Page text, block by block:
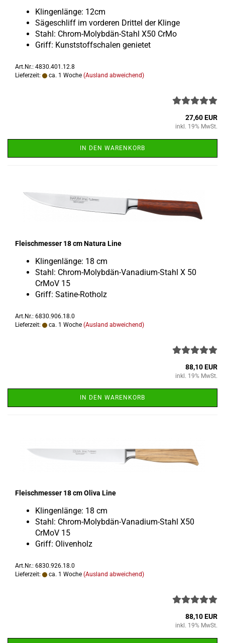
Klin­gen­län­ge: 12cm
Sä­ge­schliff im vor­de­ren Drit­tel der Klin­ge
Stahl: Chrom-​Molybdän-Stahl X50 CrMo
Griff: Kunst­stoff­scha­len ge­nie­tet
Art.Nr.: 4830.401.12.8
Lieferzeit:
ca. 1 Woche (Ausland abweichend)
27,60 EUR
inkl. 19% MwSt.
IN DEN WARENKORB
Fleisch­mes­ser 18 cm Na­tu­ra Line
Klin­gen­län­ge: 18 cm
Stahl: Chrom-​Molybdän-Vanadium-Stahl X 50
CrMoV 15
Griff: Satine-​Rotholz
Art.Nr.: 6830.906.18.0
Lieferzeit:
ca. 1 Woche (Ausland abweichend)
88,10 EUR
inkl. 19% MwSt.
IN DEN WARENKORB
Fleisch­mes­ser 18 cm Oliva Line
Klin­gen­län­ge: 18 cm
Stahl: Chrom-​Molybdän-Vanadium-Stahl X50
CrMoV 15
Griff: Oli­ven­holz
Art.Nr.: 6830.926.18.0
Lieferzeit:
ca. 1 Woche (Ausland abweichend)
88,10 EUR
inkl. 19% MwSt.